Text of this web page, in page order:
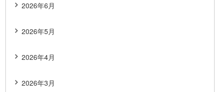
2026年6月
2026年5月
2026年4月
2026年3月